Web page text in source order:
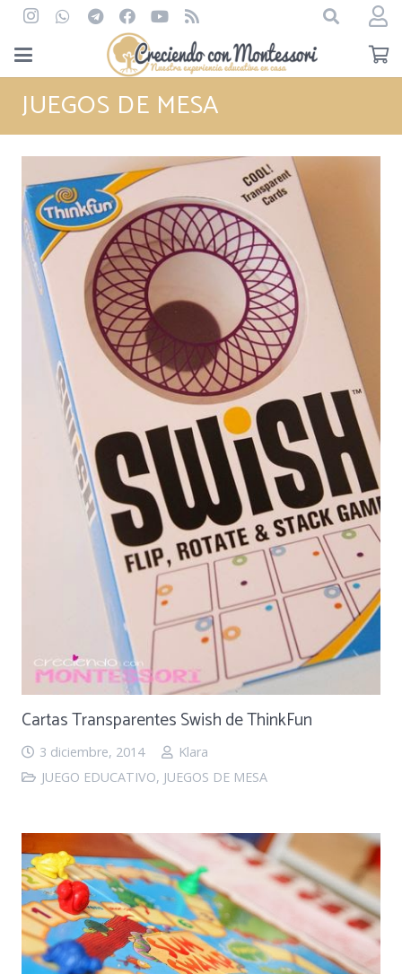
JUEGOS DE MESA
Cartas Transparentes Swish de ThinkFun
3 diciembre, 2014
Klara
JUEGO EDUCATIVO, JUEGOS DE MESA